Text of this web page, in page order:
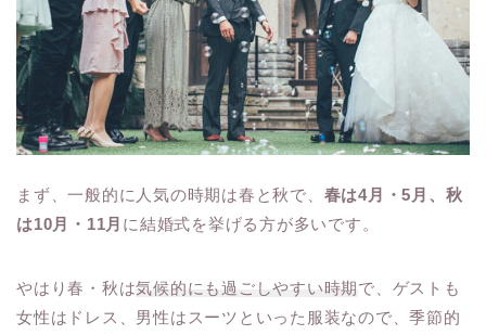
まず、一般的に人気の時期は春と秋で、 春は4月・5月、秋
は10月・11月 に結婚式を挙げる方が多いです。
やはり春・秋は気候的にも過ごしやすい時期で、ゲストも
女性はドレス、男性はスーツといった服装なので、季節的